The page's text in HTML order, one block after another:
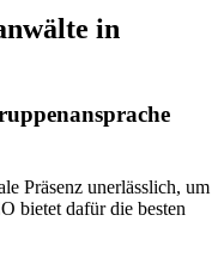
in
Präsenz unerlässlich, um
bietet dafür die besten